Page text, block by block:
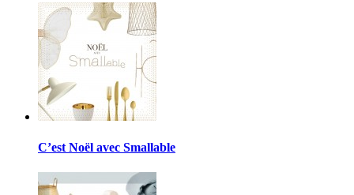
C’est Noël avec Smallable